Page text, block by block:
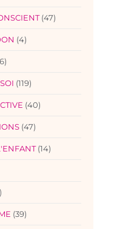
(47)
(4)
(119)
(40)
(47)
(14)
(39)